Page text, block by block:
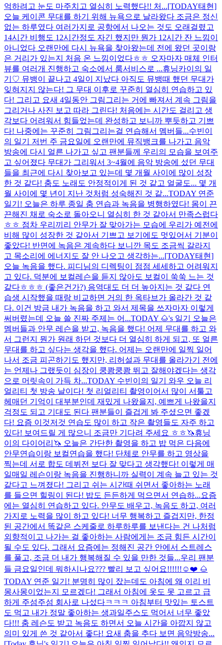
억하려고 눈도 마주치고 열심히 노력했다!! 처...[TODAY태현]
오늘 케이콘 무대를 하기 위해 뉴욕으로 날라왔다 조금은 정신
없는 하루였다 여러가지로 공항에서 나오는 것도 오래걸렸고
14시간 비행도 12시간정도 자긴 했지만 뭔가 12시간 잔 느낌이
아니었다 오랜만에 다시 뉴욕을 찾아왔는데 전에 왔던 곳이랑
은 거리가 있는지 처음 온 느낌이었다ㅎㅎ 오자마자 매체 인터
뷰를 여러개 진행하고 숙소에서 룸서비스로 ...휴닝카이의 일
기♡ 뮤뱅이 끝나고 4일이 지났다 아직도 뮤뱅때 했던 무대가
잊혀지지 않는다! 그 무대 이후로 꾸준히 열심히 연습하고 있
다! 그리고 요새 4일동안 그림그리는 거에 빠져서 계속 그림을
그리거나 사진 보고 따라 그린다! 처음에는 시간도 걸리고 생
각보다 어려워서 힘들었는데 완성하고 보니까 뿌듯하고 기쁘
다! 나중에는 꾸준히 그림그리는걸 연습해서 멤버들...수빈이
의 일기 저번 주 금요일에 오랜만에 뮤직뱅크를 나가고 음악
방송에 다시 얼른 나가고 싶고 팬분들께 우리의 모습을 보여주
고 싶어졌다 무대가 그리워서 3~4월에 음악 방송에 섰던 무대
들을 최근에 다시 찾아보고 있는데 몇 개월 사이에 많이 성장
한 것 같다! 춤도 노래도 안정적이게 된 것 같고 얼굴도... 몇 개
월 사이에 몇 년이 지난 것처럼 성숙해진 것 같...TODAY 연준
일기! 오늘은 하루 종일 춤 연습과 녹음을 병행하였다! 몸이 끈
끈해진 채로 숙소로 돌아오니 열심히 한 것 같아서 만족스럽다
ㅎㅎ 점차 우리끼리 안무가 잘 맞아가는 모습에 우리가 예전에
비해 많이 성장한 것 같아서 기쁘고 보기에도 멋있어서 기분이
좋았다! 반면에 녹음은 계속하다 보니깐 목도 조금씩 갈라지
고 목소리에 에너지도 잘 안 나오고 생각하는...[TODAY태현]
오늘 녹음을 했다. 피디님의 디렉팅이 점점 세세하고 어려워지
고 있다. 덕분에 보컬레슨을 듣지 않아도 보컬이 쑥쑥 느는 것
같다ㅎㅎㅎ (좋은건가?) 음역대도 더 더 높아지는 것 같다 연
습생 시작했을 때랑 비교하면 거의 한 옥타브가 올라간 것 같
다. 이건 방금 내가 녹음을 하고 와서 제목을 쓰자마자 이렇게
써버렸는데 오늘 쓸 진짜 주제는 어...TODAY 🌰's 일기 오늘은
멤버들과 안무 레슨을 받고, 녹음을 했다! 어제 무대를 하고 와
서 그런지 뭔가 원래 하던 것보다 더 열심히 하게 되고, 또 얼른
무대를 하고 싶다는 생각을 했다. 어제는 오랜만에 일찍 일어
나서 조금 피곤하기도 했지만, 리허설과 무대를 올라가기 전에
는 언제나 그랬듯이 심장이 쿵쾅쿵쾅 뛰고 잘해야겠다는 생각
으로 머릿속이 가득 차...TODAY 수빈이의 일기 와우 오늘 리
얼리티 첫 방송 날이다! 첫 리얼리티 촬영이어서 많이 서툴고
헤매던 기억이 대부분인데 재밌게 나왔을지, 예쁘게 나왔을지
걱정도 되고 기대도 된다 팬분들이 즐겁게 봐 주셨으면 좋겠
다! 요즘 이것저것 연습도 많이 하고 작은 촬영들도 자주 하고
있다! 보여드릴 게 많으니 조금만 기다려 주세요 ㅎㅎ🦄휴닝
이의 다이어리🦄 오늘은 간단한 촬영을 하고 밥 먹은 다음에
안무연습이랑 보컬연습을 했다! 단체로 안무를 하고 영상을
찍는데 서로 합도 데뷔전 보다 잘 맞다고 생각했다! 이렇게 매
일매일 레슨이랑 녹음을 진행하니까 실력이 계속 늘고 있는 것
같다고 느껴졌다! 그리고 쉬는 시간때 쉬면서 좋아하는 노래
를 들으면 힐링이 된다! 밥도 든든하게 먹으면서 연습하...요즘
에는 열심히 연습하고 있다. 안무도 배우고, 녹음도 하고, 여러
가지로 노력을 많이 하고 있다! 너무 행복하고 즐겁지만, 한정
된 공간에서 똑같은 스케줄로 하루하루를 보낸다는 건 나처럼
외향적이고 나가는 걸 좋아하는 사람에게는 조금 힘든 시간이
될 수도 있다. 그래서 요즘에는 정해진 공간 안에서 스트레스
를 풀고, 조금 더 내가 행복해질 수 있을 만한 것들...우리 팬분
들 금요일인데 뭐하시나요??? 빨리 보고 싶어요!!!!!!☺️❤️ 🌰
TODAY 연준 일기! 분명히 많이 잤는데도 아침에 왜 이리 비
몽사몽이었는지 모르겠다! 그래서 아침에 옷도 못 고르고 급
하게 주섬주섬 회사로 나섰다ㅋㅋㅋ 아침부터 맛있는 토스트
도 먹고 내가 정말 좋아하는 생과일주스도 먹어서 너무 좋았
다!!! 춤 레슨도 받고 녹음도 하면서 오늘 시간을 아깝지 않고
의미 있게 쓴 것 같아서 좋다! 요새 춤을 추다 보면 음악방송...